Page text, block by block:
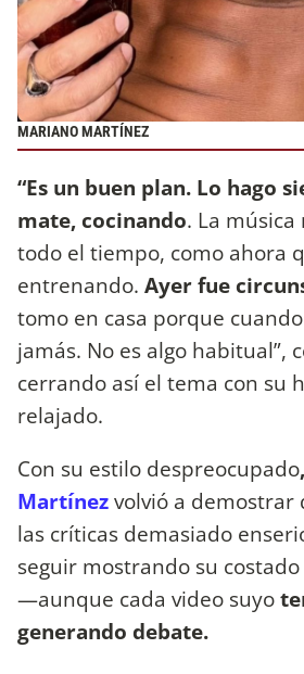
MARIANO MARTÍNEZ
“Es un buen plan. Lo hago
mate, cocinando. La
todo el tiempo, como ahora
entrenando. Ayer fue
tomo en casa porque
jamás. No es algo habitual”,
cerrando así el tema con su
relajado.
Con su estilo despreocupado,
Martínezvolvió a demostrar
las críticas demasiado
seguir mostrando su
—aunque cada video suyo
generando debate.